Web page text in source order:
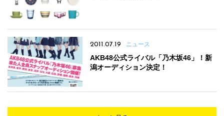
2011.07.19 ニュース
AKB48公式ライバル「乃木坂46」！新
潟オーディション決定！